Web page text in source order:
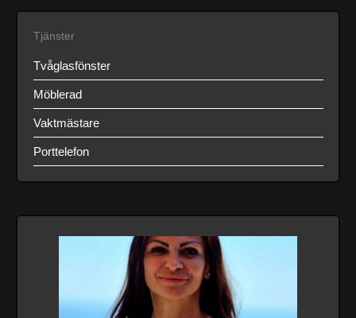
Tjänster
Tvåglasfönster
Möblerad
Vaktmästare
Porttelefon